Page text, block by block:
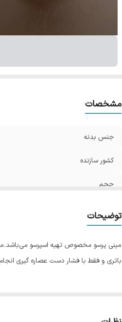
مشخصات
جنس بدنه
کشور سازنده
حجم
توضیحات
مینی پرسو مخصوص تهیه اسپرسو
باتری و فقط با فشار دست عصاره گیری